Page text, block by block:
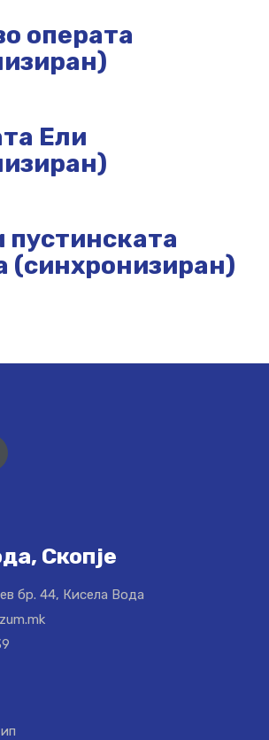
операта
Ели
пустинската
(синхронизиран)
Скопје
бр. 44, Кисела Вода